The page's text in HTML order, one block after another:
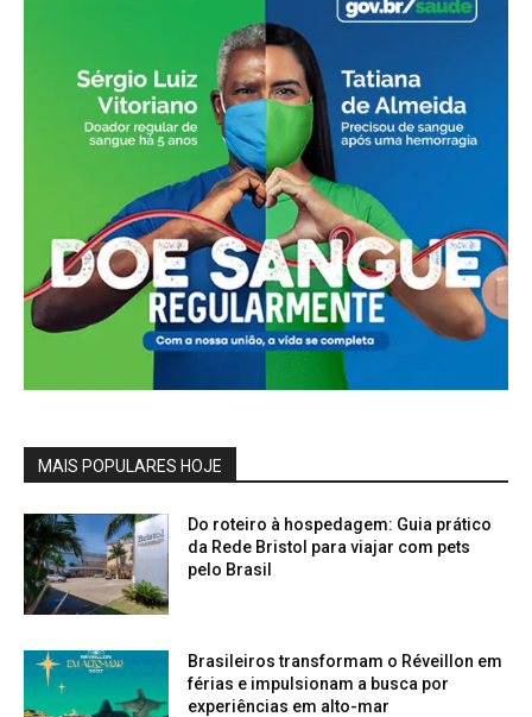
MAIS POPULARES HOJE
Do roteiro à hospedagem: Guia prático
da Rede Bristol para viajar com pets
pelo Brasil
Brasileiros transformam o Réveillon em
férias e impulsionam a busca por
experiências em alto-mar